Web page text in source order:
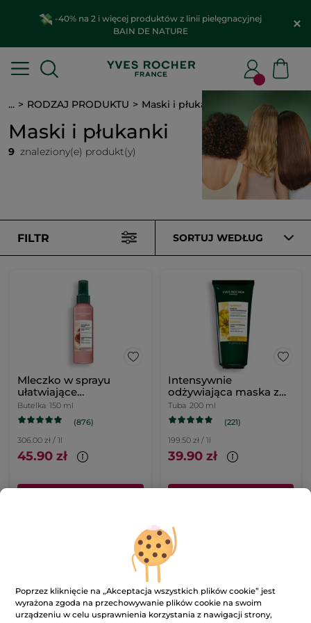
-40% na 2 i więcej produktów z linii pielęgnacyjnej
BAIN DE NATURE
... RODZAJ PRODUKTU Maski i płukanki
Maski i płukanki
9 znaleziony(e) produkt(y)
FILTR SORTUJ WEDŁUG
Mleczko w sprayu
ułatwiające
rozczesywanie z
mlekiem kasztanowym
bio 150 ml
Butelka 150 ml
(876)
306.00 zł / 1l
45.90 zł
DODAJ DO
Intensywnie
odżywiająca maska z
olejem z lnianki siewnej
Tuba 200 ml
(221)
199.50 zł / 1l
39.90 zł
DODAJ DO
Poprzez kliknięcie na „Akceptacja wszystkich plików cookie” jest
wyrażona zgoda na przechowywanie plików cookie na swoim
urządzeniu w celu usprawnienia korzystania z nawigacji strony,